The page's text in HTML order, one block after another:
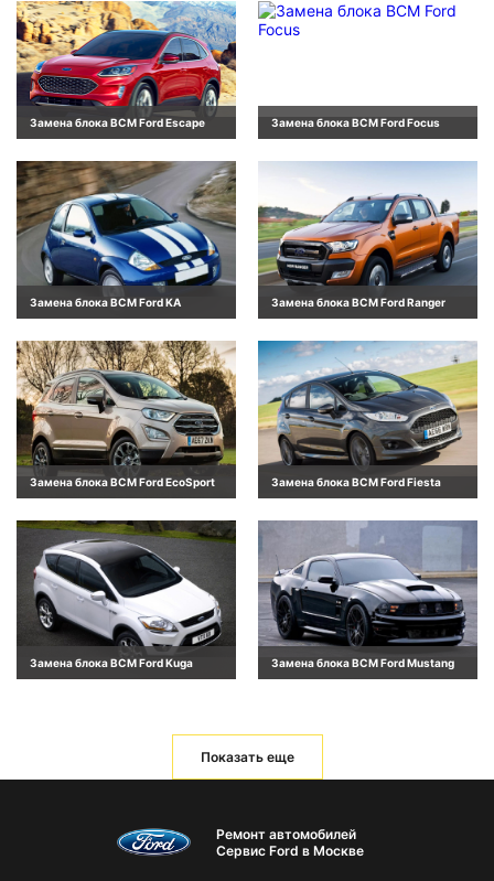
Замена блока BCM Ford Escape Замена блока BCM Ford Focus
Замена блока BCM Ford KA Замена блока BCM Ford Ranger
Замена блока BCM Ford EcoSport Замена блока BCM Ford Fiesta
Замена блока BCM Ford Kuga Замена блока BCM Ford Mustang
Показать еще
Ремонт автомобилей
Сервис Ford в Москве